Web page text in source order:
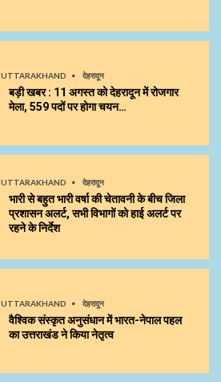
UTTARAKHAND देहरादून
बड़ी खबर : 11 अगस्त को देहरादून में रोजगार
मेला, 559 पदों पर होगा चयन…
UTTARAKHAND देहरादून
भारी से बहुत भारी वर्षा की चेतावनी के बीच जिला
प्रशासन अलर्ट, सभी विभागों को हाई अलर्ट पर
रहने के निर्देश
UTTARAKHAND देहरादून
वैश्विक संस्कृत अनुसंधान में भारत-नेपाल पहल
का उत्तराखंड ने किया नेतृत्व